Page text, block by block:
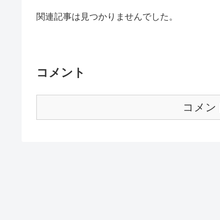
関連記事は見つかりませんでした。
コメント
コメン